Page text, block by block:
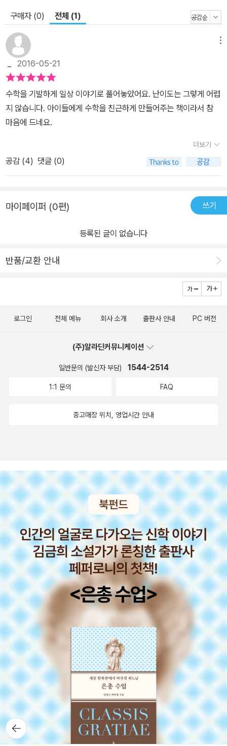
구매자 (0) 전체 (1)
2016-05-21
수학을 기발하게 일상 이야기로 풀어놓았어요. 난이도는 그렇게 어렵
지 않습니다. 아이들에게 수학을 친근하게 만들어주는 책이라서 참
마음에 드네요.
더보기
공감 (4) 댓글 (0)
마이페이퍼 (0편) 쓰기
등록된 글이 없습니다
반품/교환 안내
뒤로가
기
로그인 전체 메뉴 회사 소개 출판사 안내 PC 버전
(주)알라딘커뮤니케이션
일반문의 (발신자 부담) 1544-2514
1:1 문의 FAQ
중고매장 위치, 영업시간 안내